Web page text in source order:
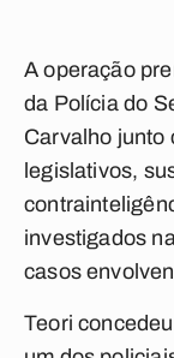
A operação
da Polícia do
Carvalho junto
legislativos,
investigados
casos
Teori